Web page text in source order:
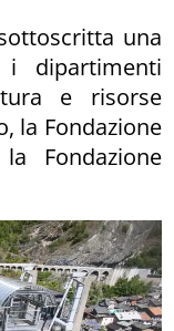
una
i dipartimenti
e risorse
la Fondazione
Fondazione